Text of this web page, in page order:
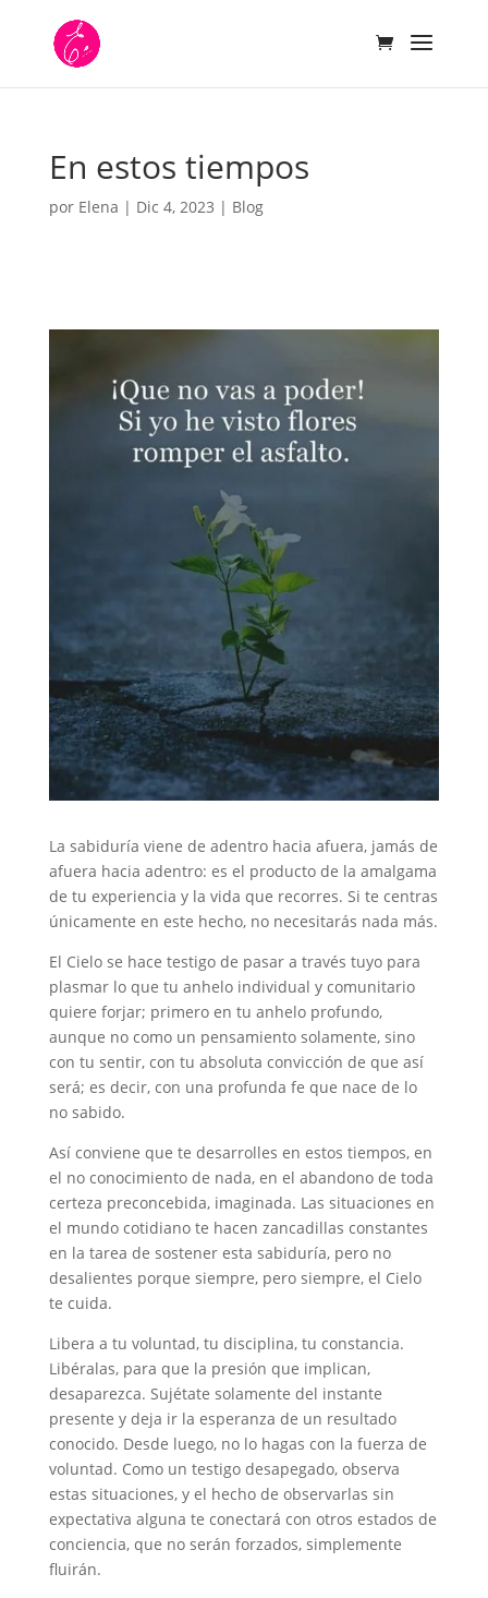
En estos tiempos
por Elena | Dic 4, 2023 | Blog
La sabiduría viene de adentro hacia afuera, jamás de
afuera hacia adentro: es el producto de la amalgama
de tu experiencia y la vida que recorres. Si te centras
únicamente en este hecho, no necesitarás nada más.
El Cielo se hace testigo de pasar a través tuyo para
plasmar lo que tu anhelo individual y comunitario
quiere forjar; primero en tu anhelo profundo,
aunque no como un pensamiento solamente, sino
con tu sentir, con tu absoluta convicción de que así
será; es decir, con una profunda fe que nace de lo
no sabido.
Así conviene que te desarrolles en estos tiempos, en
el no conocimiento de nada, en el abandono de toda
certeza preconcebida, imaginada. Las situaciones en
el mundo cotidiano te hacen zancadillas constantes
en la tarea de sostener esta sabiduría, pero no
desalientes porque siempre, pero siempre, el Cielo
te cuida.
Libera a tu voluntad, tu disciplina, tu constancia.
Libéralas, para que la presión que implican,
desaparezca. Sujétate solamente del instante
presente y deja ir la esperanza de un resultado
conocido. Desde luego, no lo hagas con la fuerza de
voluntad. Como un testigo desapegado, observa
estas situaciones, y el hecho de observarlas sin
expectativa alguna te conectará con otros estados de
conciencia, que no serán forzados, simplemente
fluirán.